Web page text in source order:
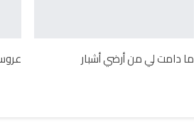
ما دامت لي من أرضي أشبار